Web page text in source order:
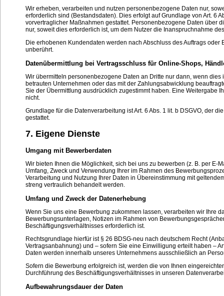
Wir erheben, verarbeiten und nutzen personenbezogene Daten nur,
erforderlich sind (Bestandsdaten). Dies erfolgt auf Grundlage von Art. 6
vorvertraglicher Maßnahmen gestattet. Personenbezogene Daten
nur, soweit dies erforderlich ist, um dem Nutzer die Inanspruchnahme
Die erhobenen Kundendaten werden nach Abschluss des Auftrags
unberührt.
Datenübermittlung bei Vertragsschluss für Online-Shops,
Wir übermitteln personenbezogene Daten an Dritte nur dann, wenn
betrauten Unternehmen oder das mit der Zahlungsabwicklung
Sie der Übermittlung ausdrücklich zugestimmt haben. Eine Weitergabe
nicht.
Grundlage für die Datenverarbeitung ist Art. 6 Abs. 1 lit. b DSGVO, der
gestattet.
7. Eigene Dienste
Umgang mit Bewerberdaten
Wir bieten Ihnen die Möglichkeit, sich bei uns zu bewerben (z. B. per
Umfang, Zweck und Verwendung Ihrer im Rahmen des
Verarbeitung und Nutzung Ihrer Daten in Übereinstimmung mit
streng vertraulich behandelt werden.
Umfang und Zweck der Datenerhebung
Wenn Sie uns eine Bewerbung zukommen lassen, verarbeiten wir Ihre
Bewerbungsunterlagen, Notizen im Rahmen von
Beschäftigungsverhältnisses erforderlich ist.
Rechtsgrundlage hierfür ist § 26 BDSG-neu nach deutschem Recht
Vertragsanbahnung) und – sofern Sie eine Einwilligung erteilt haben –
Daten werden innerhalb unseres Unternehmens ausschließlich an
Sofern die Bewerbung erfolgreich ist, werden die von Ihnen
Durchführung des Beschäftigungsverhältnisses in unseren
Aufbewahrungsdauer der Daten